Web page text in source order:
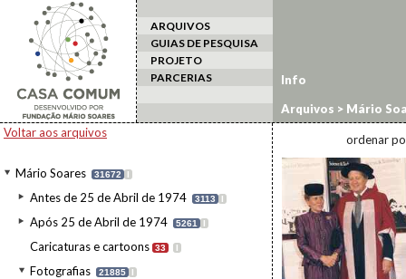
ARQUIVOS
GUIAS DE PESQUISA
PROJETO
PARCERIAS
Voltar aos arquivos
Mário Soares 31672 I
Antes de 25 de Abril de 1974 3113 I
Após 25 de Abril de 1974 5261 I
Caricaturas e cartoons 33 I
Fotografias 21885 I
Info
Arquivos > Mário
Honoris Causa
ordenar